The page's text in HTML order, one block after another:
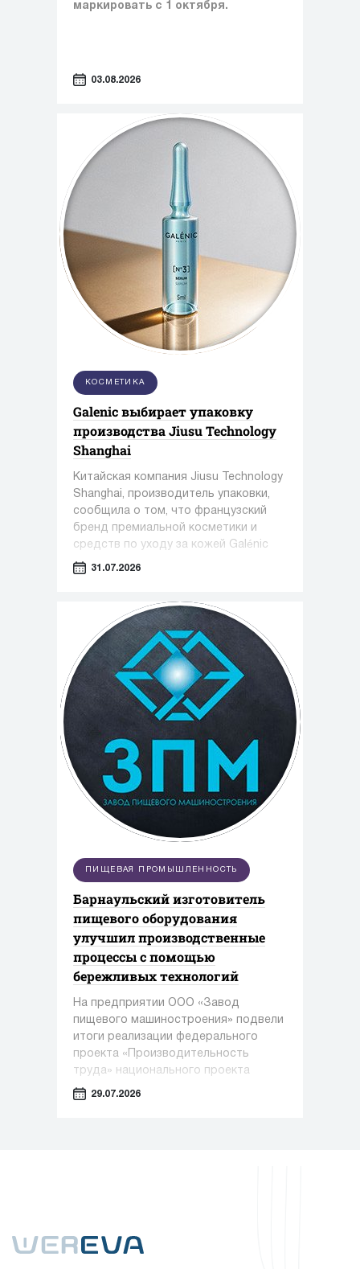
маркировать с 1 октября.
03.08.2026
КОСМЕТИКА
Galenic выбирает упаковку
производства Jiusu Technology
Shanghai
Китайская компания Jiusu Technology
Shanghai, производитель упаковки,
сообщила о том, что французский
бренд премиальной косметики и
средств по уходу за кожей Galénic
выбрал высокоточную упаковку для
31.07.2026
ПИЩЕВАЯ ПРОМЫШЛЕННОСТЬ
Барнаульский изготовитель
пищевого оборудования
улучшил производственные
процессы с помощью
бережливых технологий
На предприятии ООО «Завод
пищевого машиностроения» подвели
итоги реализации федерального
проекта «Производительность
труда» национального проекта
«Эффективная и конкурентная
29.07.2026